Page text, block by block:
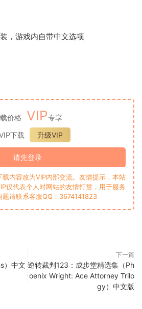
，游戏内自带中文选项
价格 VIP专享
下载
升级VIP
请先登录
内容改为VIP内部交流。友情提示，本站
仅代表个人对网站的友情打赏，用于服务
请联系客服QQ：3674141823
）中文
下一篇
逆转裁判123：成步堂精选集（Ph
oenix Wright: Ace Attorney Trilo
gy）中文版